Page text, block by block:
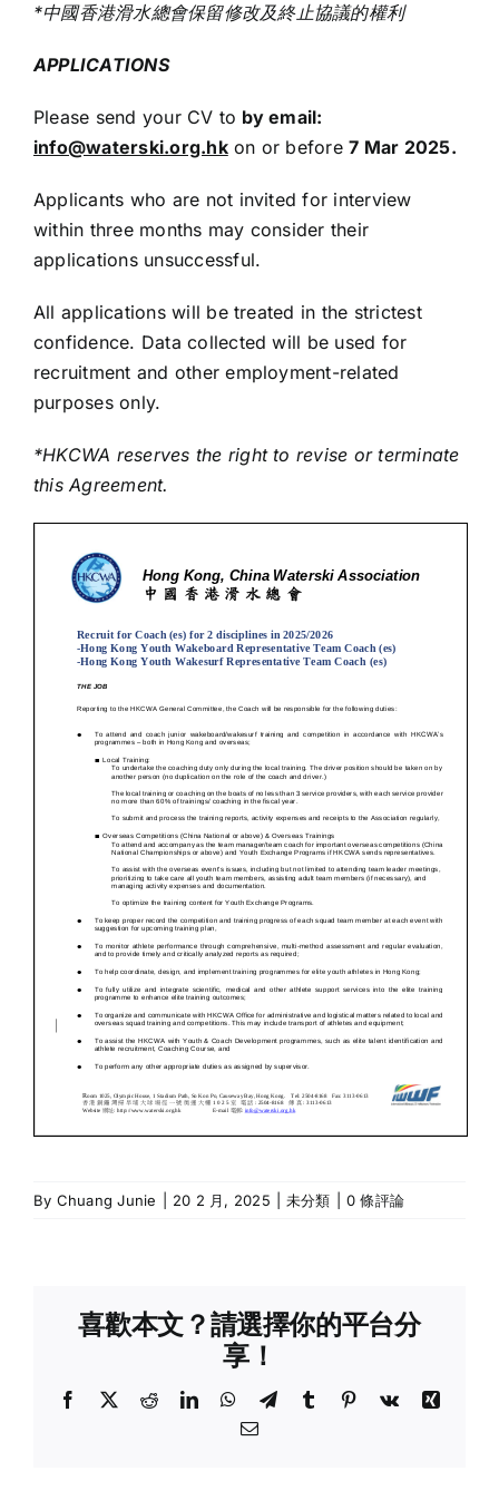
*中國香港滑水總會保留修改及終止協議的權利
APPLICATIONS
Please send your CV to by email:
info@waterski.org.hkon or before7 Mar 2025.
Applicants who are not invited for interview
within three months may consider their
applications unsuccessful.
All applications will be treated in the strictest
confidence. Data collected will be used for
recruitment and other employment-related
purposes only.
*HKCWA reserves the right to revise or terminate
this Agreement.
By Chuang Junie 20 2 月, 2025 未分類 0 條評論
喜歡本文？請選擇你的平台分
享！
Facebook
X RedditLinkedInWhatsApp
TelegramTumblr Pinterest
Vk
Xing
Email: